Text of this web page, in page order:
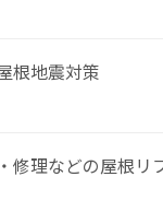
根地震対策
修理などの屋根リ